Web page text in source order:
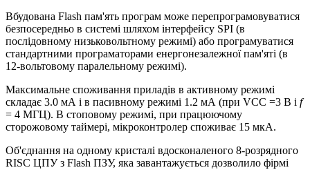
Вбудована Flash пам'ять програм може перепрограмовуватися
безпосередньо в системі шляхом інтерфейсу SPI (в
послідовному низьковольтному режимі) або програмуватися
стандартними програматорами енергонезалежної пам'яті (в
12-вольтовому паралельному режимі).
Максимальне споживання приладів в активному режимі
складає 3.0 мА і в пасивному режимі 1.2 мА (при VCC =3 В і f
= 4 МГЦ). В стоповому режимі, при працюючому
сторожовому таймері, мікроконтролер споживає 15 мкА.
Об'єднання на одному кристалі вдосконаленого 8-розрядного
RISC ЦПУ з Flash ПЗУ, яка завантажується дозволило фірмі